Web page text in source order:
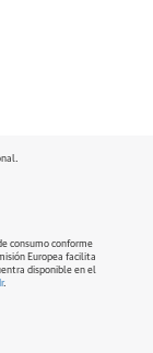
consumo conforme
Europea facilita
disponible en el
.